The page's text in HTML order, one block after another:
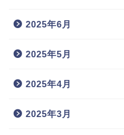
2025年6月
2025年5月
2025年4月
2025年3月